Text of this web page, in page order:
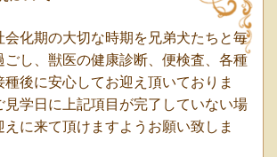
会化期の大切な時期を兄弟犬たちと毎
ごし、獣医の健康診断、便検査、各種
後に安心してお迎え頂いておりま
見学日に上記項目が完了していない場
に来て頂けますようお願い致しま